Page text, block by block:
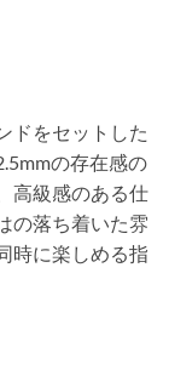
ドをセットした
の存在感の
高級感のある仕
の落ち着いた雰
時に楽しめる指